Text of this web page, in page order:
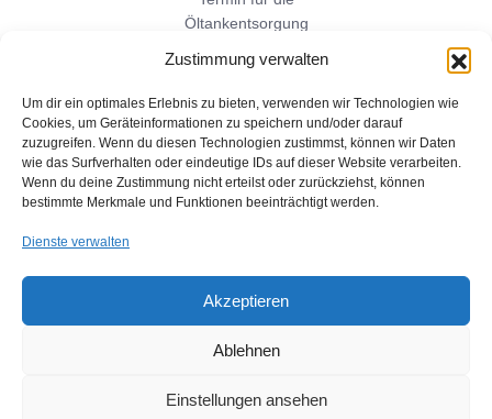
Zustimmung verwalten
Um dir ein optimales Erlebnis zu bieten, verwenden wir Technologien wie
Cookies, um Geräteinformationen zu speichern und/oder darauf
zuzugreifen. Wenn du diesen Technologien zustimmst, können wir Daten
wie das Surfverhalten oder eindeutige IDs auf dieser Website verarbeiten.
Wenn du deine Zustimmung nicht erteilst oder zurückziehst, können
bestimmte Merkmale und Funktionen beeinträchtigt werden.
Dienste verwalten
Akzeptieren
Ablehnen
Einstellungen ansehen
Öltankentsorgung
Jetzt hier direkt ein unverbindliches
Festpreisangebot einholen!